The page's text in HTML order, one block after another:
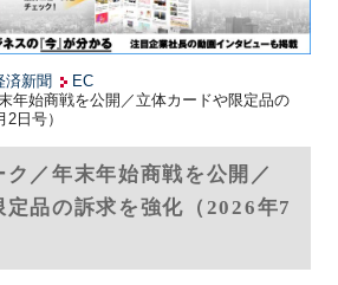
済新聞
EC
年始商戦を公開／立体カードや限定品の
日号）
ク／年末年始商戦を公開／
定品の訴求を強化（2026年7